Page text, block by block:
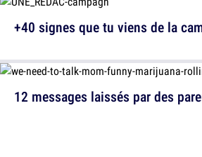
12 messages laissés par des
+40 signes que tu viens de la